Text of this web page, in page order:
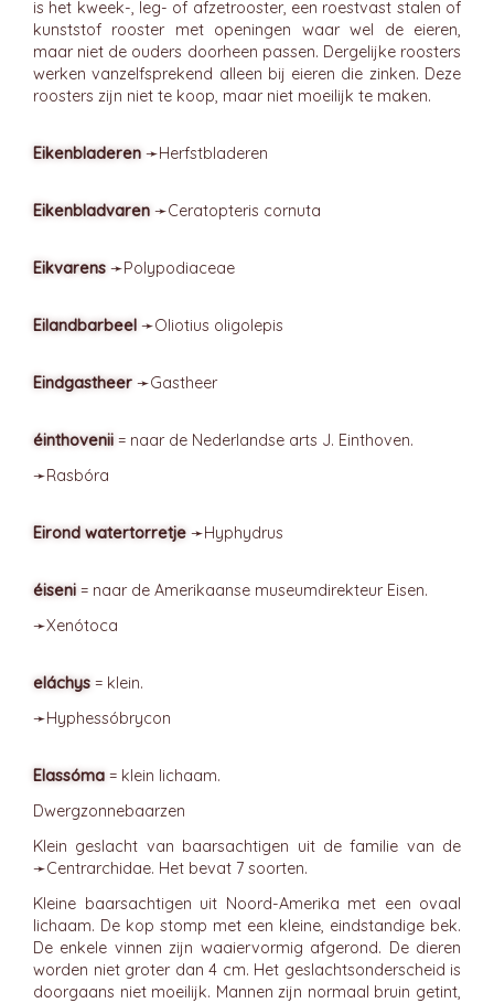
is het kweek-, leg- of afzetrooster, een roestvast stalen of
kunststof rooster met openingen waar wel de eieren,
maar niet de ouders doorheen passen. Dergelijke roosters
werken vanzelfsprekend alleen bij eieren die zinken. Deze
roosters zijn niet te koop, maar niet moeilijk te maken.
Eikenbladeren ➛Herfstbladeren
Eikenbladvaren ➛Ceratopteris cornuta
Eikvarens ➛Polypodiaceae
Eilandbarbeel ➛Oliotius oligolepis
Eindgastheer ➛Gastheer
éinthovenii = naar de Nederlandse arts J. Einthoven.
➛Rasbóra
Eirond watertorretje ➛Hyphydrus
éiseni = naar de Amerikaanse museumdirekteur Eisen.
➛Xenótoca
eláchys = klein.
➛Hyphessóbrycon
Elassóma = klein lichaam.
Dwergzonnebaarzen
Klein geslacht van baarsachtigen uit de familie van de
➛Centrarchidae. Het bevat 7 soorten.
Kleine baarsachtigen uit Noord-Amerika met een ovaal
lichaam. De kop stomp met een kleine, eindstandige bek.
De enkele vinnen zijn waaiervormig afgerond. De dieren
worden niet groter dan 4 cm. Het geslachtsonderscheid is
doorgaans niet moeilijk. Mannen zijn normaal bruin getint,